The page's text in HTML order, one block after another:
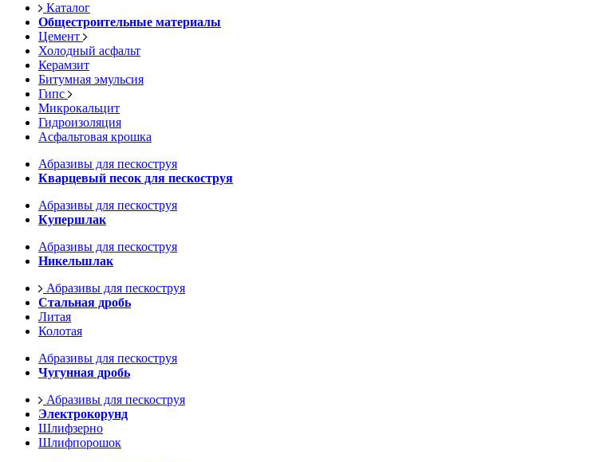
Каталог
Общестроительные материалы
Цемент
Холодный асфальт
Керамзит
Битумная эмульсия
Гипс
Микрокальцит
Гидроизоляция
Асфальтовая крошка
Абразивы для пескоструя
Кварцевый песок для пескоструя
Абразивы для пескоструя
Купершлак
Абразивы для пескоструя
Никельшлак
Абразивы для пескоструя
Стальная дробь
Литая
Колотая
Абразивы для пескоструя
Чугунная дробь
Абразивы для пескоструя
Электрокорунд
Шлифзерно
Шлифпорошок